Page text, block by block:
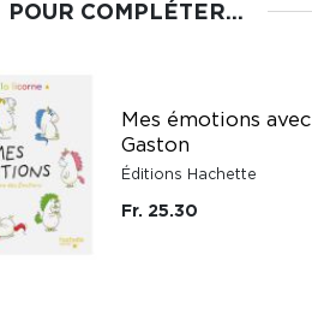
POUR COMPLÉTER...
Mes émotions avec
Gaston
Éditions Hachette
Fr. 25.30